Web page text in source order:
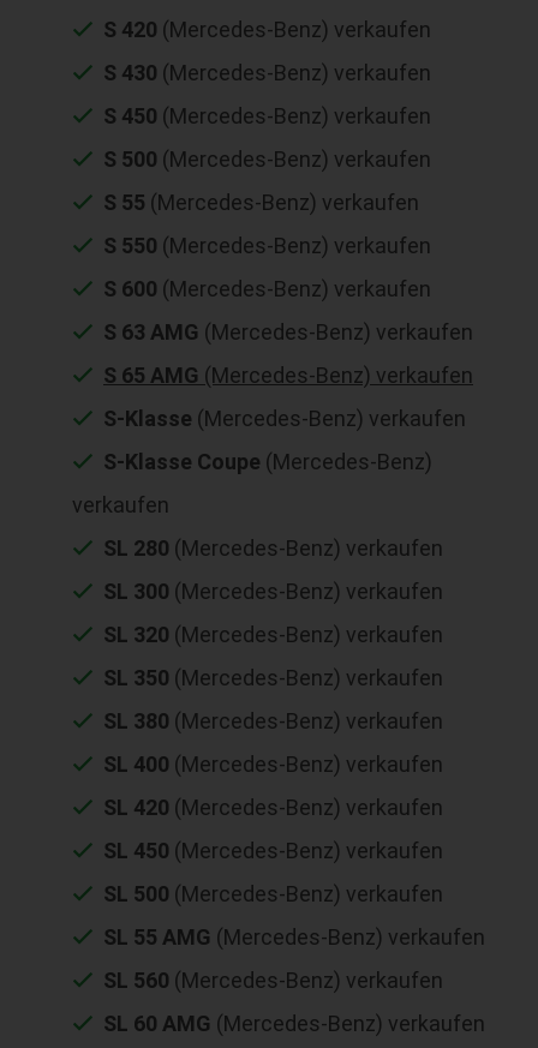
S 420 (Mercedes-Benz) verkaufen
S 430 (Mercedes-Benz) verkaufen
S 450 (Mercedes-Benz) verkaufen
S 500 (Mercedes-Benz) verkaufen
S 55 (Mercedes-Benz) verkaufen
S 550 (Mercedes-Benz) verkaufen
S 600 (Mercedes-Benz) verkaufen
S 63 AMG (Mercedes-Benz) verkaufen
S 65 AMG (Mercedes-Benz) verkaufen
S-Klasse (Mercedes-Benz) verkaufen
S-Klasse Coupe (Mercedes-Benz)
verkaufen
SL 280 (Mercedes-Benz) verkaufen
SL 300 (Mercedes-Benz) verkaufen
SL 320 (Mercedes-Benz) verkaufen
SL 350 (Mercedes-Benz) verkaufen
SL 380 (Mercedes-Benz) verkaufen
SL 400 (Mercedes-Benz) verkaufen
SL 420 (Mercedes-Benz) verkaufen
SL 450 (Mercedes-Benz) verkaufen
SL 500 (Mercedes-Benz) verkaufen
SL 55 AMG (Mercedes-Benz) verkaufen
SL 560 (Mercedes-Benz) verkaufen
SL 60 AMG (Mercedes-Benz) verkaufen